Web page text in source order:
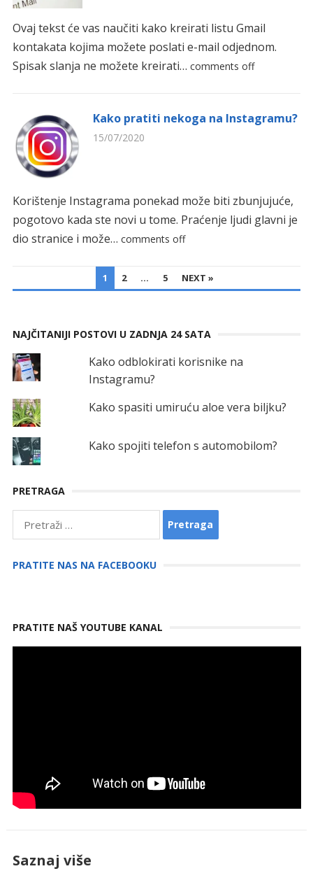
Ovaj tekst će vas naučiti kako kreirati listu Gmail
kontakata kojima možete poslati e-mail odjednom.
Spisak slanja ne možete kreirati… comments off
Kako pratiti nekoga na Instagramu?
15/07/2020
Korištenje Instagrama ponekad može biti zbunjujuće,
pogotovo kada ste novi u tome. Praćenje ljudi glavni je
dio stranice i može… comments off
PAGINATION
1 2 … 5 NEXT »
NAJČITANIJI POSTOVI U ZADNJA 24 SATA
Kako odblokirati korisnike na
Instagramu?
Kako spasiti umiruću aloe vera biljku?
Kako spojiti telefon s automobilom?
PRETRAGA
Pretraga:
PRATITE NAS NA FACEBOOKU
PRATITE NAŠ YOUTUBE KANAL
Saznaj više